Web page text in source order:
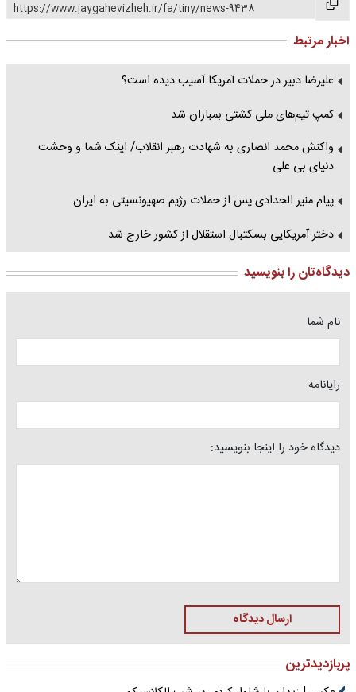
https://www.jaygahevizheh.ir/fa/tiny/news-9438
اخبار مرتبط
علیرضا دبیر در حملات آمریکا آسیب دیده است؟
کمپ تیم‌های ملی کشتی بمباران شد
واکنش محمد انصاری به شهادت رهبر انقلاب/ اینک شما و وحشت
دنیای بی علی
پیام منیر الحدادی پس از حملات رژیم صهیونسیتی به ایران
دختر آمریکایی بسکتبال استقلال از کشور خارج شد
دیدگاه‌تان را بنویسید
نام شما
رایانامه
دیدگاه خود را اینجا بنویسید:
ارسال دیدگاه
پربازدیدترین